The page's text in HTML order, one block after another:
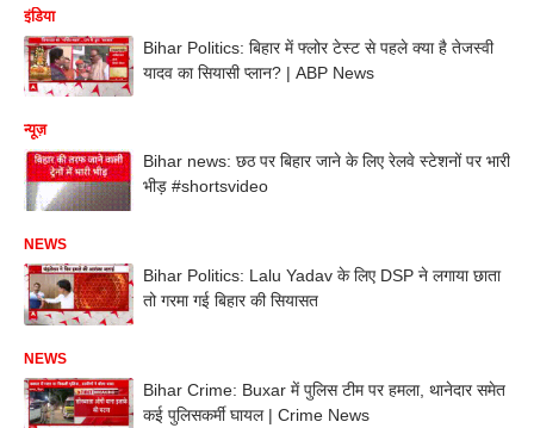
इंडिया
Bihar Politics: बिहार में फ्लोर टेस्ट से पहले क्या है तेजस्वी
यादव का सियासी प्लान? | ABP News
न्यूज़
Bihar news: छठ पर बिहार जाने के लिए रेलवे स्टेशनों पर भारी
भीड़ #shortsvideo
NEWS
Bihar Politics: Lalu Yadav के लिए DSP ने लगाया छाता
तो गरमा गई बिहार की सियासत
NEWS
Bihar Crime: Buxar में पुलिस टीम पर हमला, थानेदार समेत
कई पुलिसकर्मी घायल | Crime News